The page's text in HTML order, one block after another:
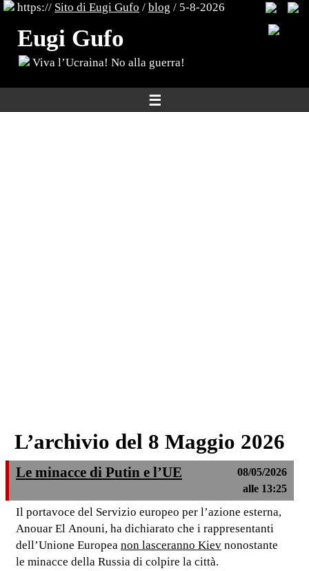
https:// Sito di Eugi Gufo / blog / 5-8-2026
Eugi Gufo
Viva l’Ucraina! No alla guerra!
☰
L’archivio del 8 Maggio 2026
Le minacce di Putin e l’UE
08/05/2026
alle 13:25
Il portavoce del Servizio europeo per l’azione esterna,
Anouar El Anouni, ha dichiarato che i rappresentanti
dell’Unione Europea non lasceranno Kiev nonostante
le minacce della Russia di colpire la città.